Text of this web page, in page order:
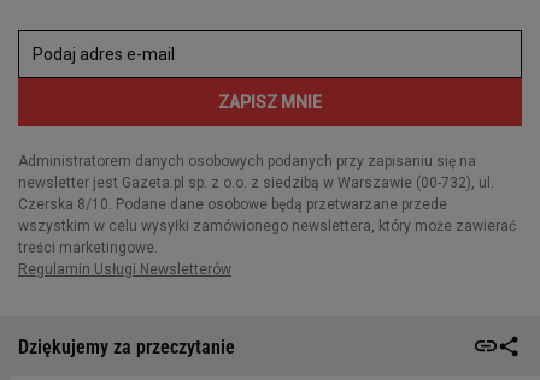
Dziękujemy za przeczytanie